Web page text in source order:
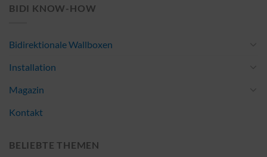
BIDI KNOW-HOW
Bidirektionale Wallboxen
Installation
Magazin
Kontakt
BELIEBTE THEMEN